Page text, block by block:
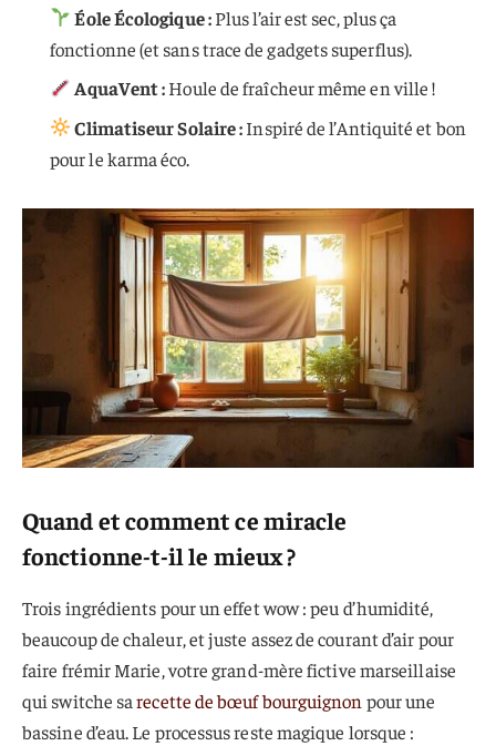
Éole Écologique :Plus l’air est sec, plus ça
fonctionne (et sans trace de gadgets superflus).
AquaVent :Houle de fraîcheur même en ville !
Climatiseur Solaire :Inspiré de l’Antiquité et bon
pour le karma éco.
Quand et comment ce miracle
fonctionne-t-il le mieux ?
Trois ingrédients pour un effet wow : peu d’humidité,
beaucoup de chaleur, et juste assez de courant d’air pour
faire frémir Marie, votre grand-mère fictive marseillaise
qui switche sarecette de bœuf bourguignon pour une
bassine d’eau. Le processus reste magique lorsque :